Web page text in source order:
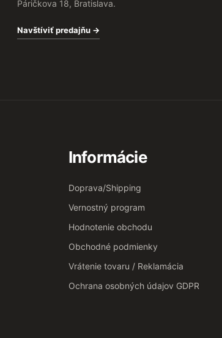
Páričkova 18, Bratislava.
Navštíviť predajňu →
Informácie
Doprava/Shipping
Vernostný program
Hodnotenie obchodu
Obchodné podmienky
Vrátenie tovaru / Reklamácia
Ochrana osobných údajov GDPR